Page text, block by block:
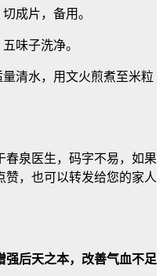
成片，备用。
味子洗净。
清水，用文火煎煮至米粒
春泉医生，码字不易，如果
，也可以转发给您的家人
强后天之本，改善气血不足